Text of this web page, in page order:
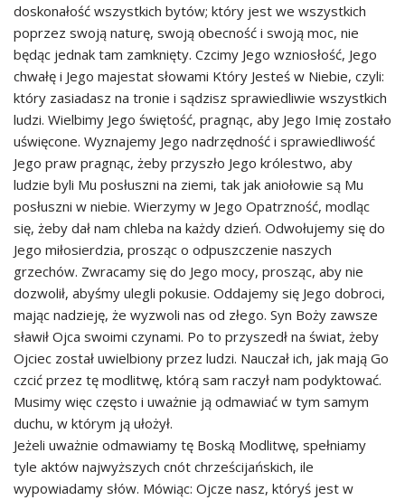
doskonałość wszystkich bytów; który jest we wszystkich
poprzez swoją naturę, swoją obecność i swoją moc, nie
będąc jednak tam zamknięty. Czcimy Jego wzniosłość, Jego
chwałę i Jego majestat słowami Który Jesteś w Niebie, czyli:
który zasiadasz na tronie i sądzisz sprawiedliwie wszystkich
ludzi. Wielbimy Jego świętość, pragnąc, aby Jego Imię zostało
uświęcone. Wyznajemy Jego nadrzędność i sprawiedliwość
Jego praw pragnąc, żeby przyszło Jego królestwo, aby
ludzie byli Mu posłuszni na ziemi, tak jak aniołowie są Mu
posłuszni w niebie. Wierzymy w Jego Opatrzność, modląc
się, żeby dał nam chleba na każdy dzień. Odwołujemy się do
Jego miłosierdzia, prosząc o odpuszczenie naszych
grzechów. Zwracamy się do Jego mocy, prosząc, aby nie
dozwolił, abyśmy ulegli pokusie. Oddajemy się Jego dobroci,
mając nadzieję, że wyzwoli nas od złego. Syn Boży zawsze
sławił Ojca swoimi czynami. Po to przyszedł na świat, żeby
Ojciec został uwielbiony przez ludzi. Nauczał ich, jak mają Go
czcić przez tę modlitwę, którą sam raczył nam podyktować.
Musimy więc często i uważnie ją odmawiać w tym samym
duchu, w którym ją ułożył.
Jeżeli uważnie odmawiamy tę Boską Modlitwę, spełniamy
tyle aktów najwyższych cnót chrześcijańskich, ile
wypowiadamy słów. Mówiąc: Ojcze nasz, któryś jest w